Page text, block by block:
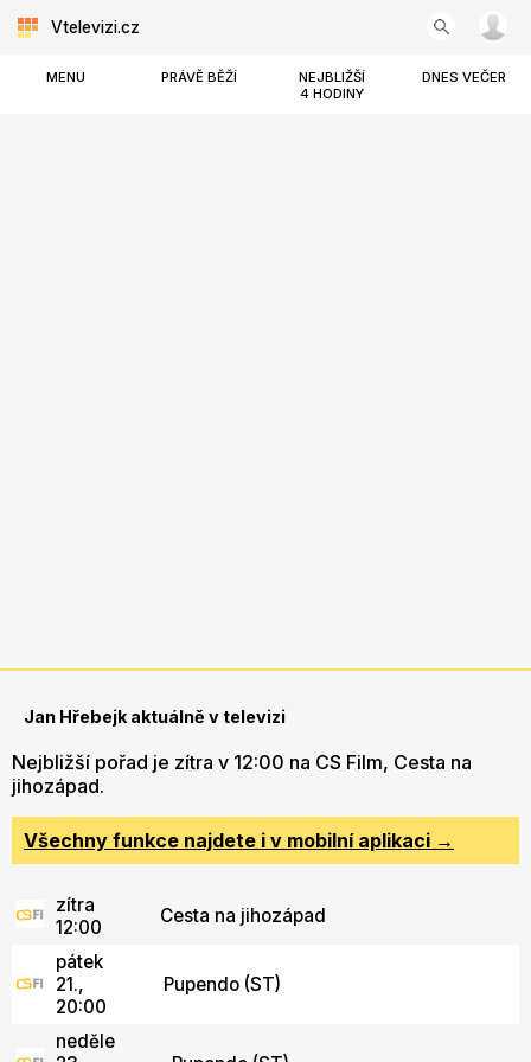
Vtelevizi.cz
MENU PRÁVĚ BĚŽÍ
NEJBLIŽŠÍ
4 HODINY
DNES VEČER
Jan Hřebejk aktuálně v televizi
Nejbližší pořad je zítra v 12:00 na CS Film, Cesta na
jihozápad.
Všechny funkce najdete i v mobilní aplikaci →
zítra
12:00
Cesta na jihozápad
pátek
21.,
20:00
Pupendo (ST)
neděle